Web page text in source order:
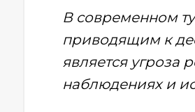
В современном
приводящим к
является угроза
наблюдениях и